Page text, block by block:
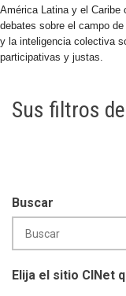
América Latina y el
debates sobre el campo
y la inteligencia colectiva
participativas y justas.
Sus filtros
Buscar
Elija el sitio CINet